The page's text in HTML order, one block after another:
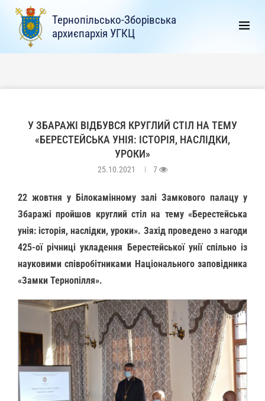
Тернопільсько-Зборівська
архиєпархія УГКЦ
У ЗБАРАЖІ ВІДБУВСЯ КРУГЛИЙ СТІЛ НА ТЕМУ
«БЕРЕСТЕЙСЬКА УНІЯ: ІСТОРІЯ, НАСЛІДКИ,
УРОКИ»
25.10.2021 7
22 жовтня у Білокамінному залі Замкового палацу у
Збаражі пройшов круглий стіл на тему «Берестейська
унія: історія, наслідки, уроки». Захід проведено з нагоди
425-ої річниці укладення Берестейської унії спільно із
науковими співробітниками Національного заповідника
«Замки Тернопілля».